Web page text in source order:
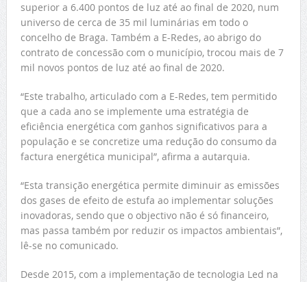
superior a 6.400 pontos de luz até ao final de 2020, num
universo de cerca de 35 mil luminárias em todo o
concelho de Braga. Também a E-Redes, ao abrigo do
contrato de concessão com o município, trocou mais de 7
mil novos pontos de luz até ao final de 2020.
“Este trabalho, articulado com a E-Redes, tem permitido
que a cada ano se implemente uma estratégia de
eficiência energética com ganhos significativos para a
população e se concretize uma redução do consumo da
factura energética municipal”, afirma a autarquia.
“Esta transição energética permite diminuir as emissões
dos gases de efeito de estufa ao implementar soluções
inovadoras, sendo que o objectivo não é só financeiro,
mas passa também por reduzir os impactos ambientais”,
lê-se no comunicado.
Desde 2015, com a implementação de tecnologia Led na